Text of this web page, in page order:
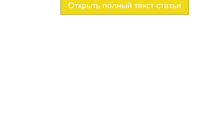
Открыть полный текст статьи